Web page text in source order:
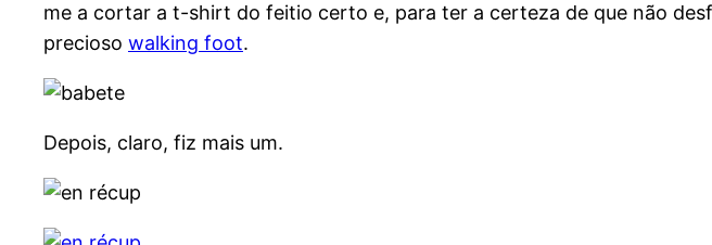
me a cortar a t-shirt do feitio certo e, para ter a certeza de que não
precioso walking foot.
Depois, claro, fiz mais um.